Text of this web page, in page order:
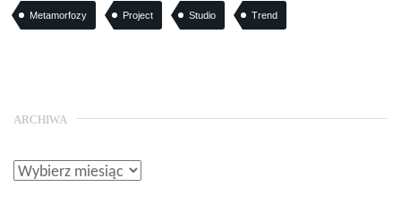
Metamorfozy Project Studio Trend
ARCHIWA